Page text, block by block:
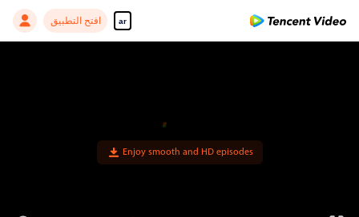
ar افتح التطبيق
Enjoy smooth and HD episodes